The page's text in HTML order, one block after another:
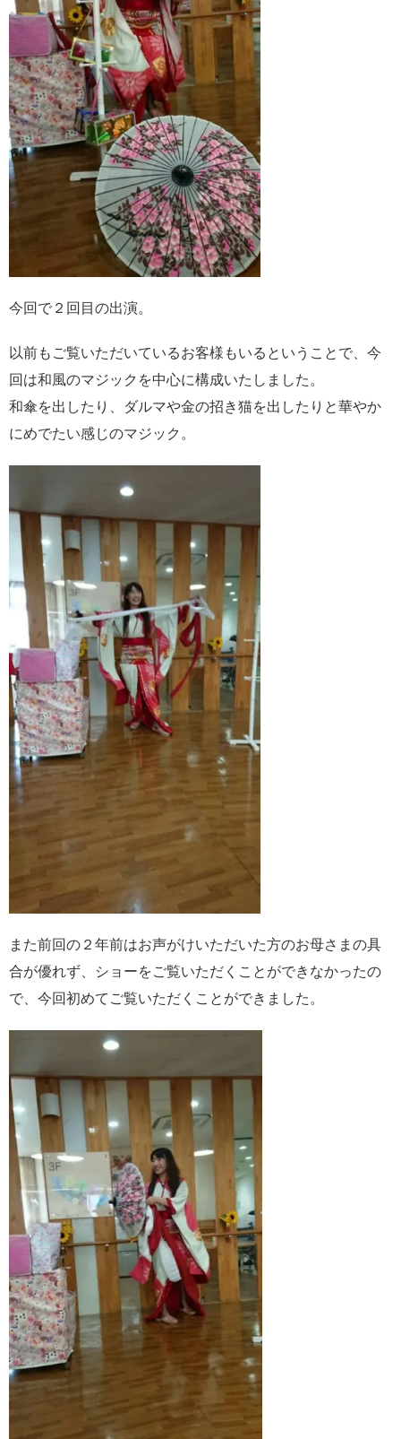
今回で２回目の出演。
以前もご覧いただいているお客様もいるということで、今
回は和風のマジックを中心に構成いたしました。
和傘を出したり、ダルマや金の招き猫を出したりと華やか
にめでたい感じのマジック。
また前回の２年前はお声がけいただいた方のお母さまの具
合が優れず、ショーをご覧いただくことができなかったの
で、今回初めてご覧いただくことができました。